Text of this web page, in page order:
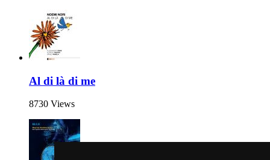
Al di là di me
8730 Views